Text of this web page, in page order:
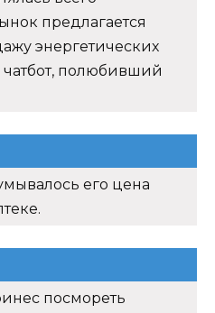
предлагается
энергетических
полюбивший
его цена
посмореть